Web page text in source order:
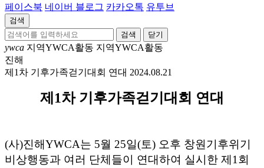
페이스북 네이버 블로그 카카오톡 유투브
검색
닫기
ywca 지역YWCA활동 지역YWCA활동
진해
제1차 기후가족걷기대회 연대 2024.08.21
제1차 기후가족걷기대회 연대
(사)진해YWCA는 5월 25일(토) 오후 창원기후위기
비상행동과 여러 단체들이 연대하여 실시한 제1회